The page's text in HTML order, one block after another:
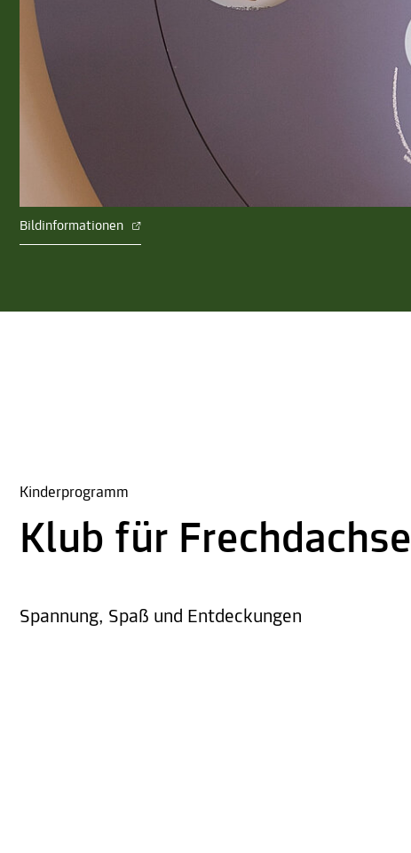
Bildinformationen
Kinderprogramm
Klub für Frechdachse
Spannung, Spaß und Entdeckungen